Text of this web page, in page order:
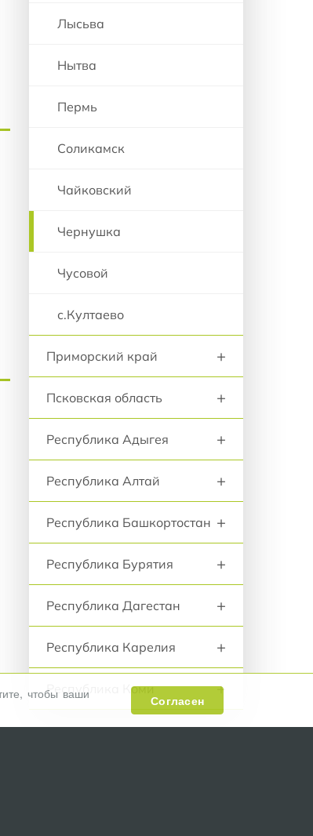
Лысьва
Нытва
Пермь
Соликамск
Чайковский
Чернушка
Чусовой
с.Култаево
Приморский край +
Псковская область +
Республика Адыгея +
Республика Алтай +
Республика Башкортостан +
Республика Бурятия +
Республика Дагестан +
Республика Карелия +
Республика Коми +
Республика Крым +
чтобы ваши
Согласен